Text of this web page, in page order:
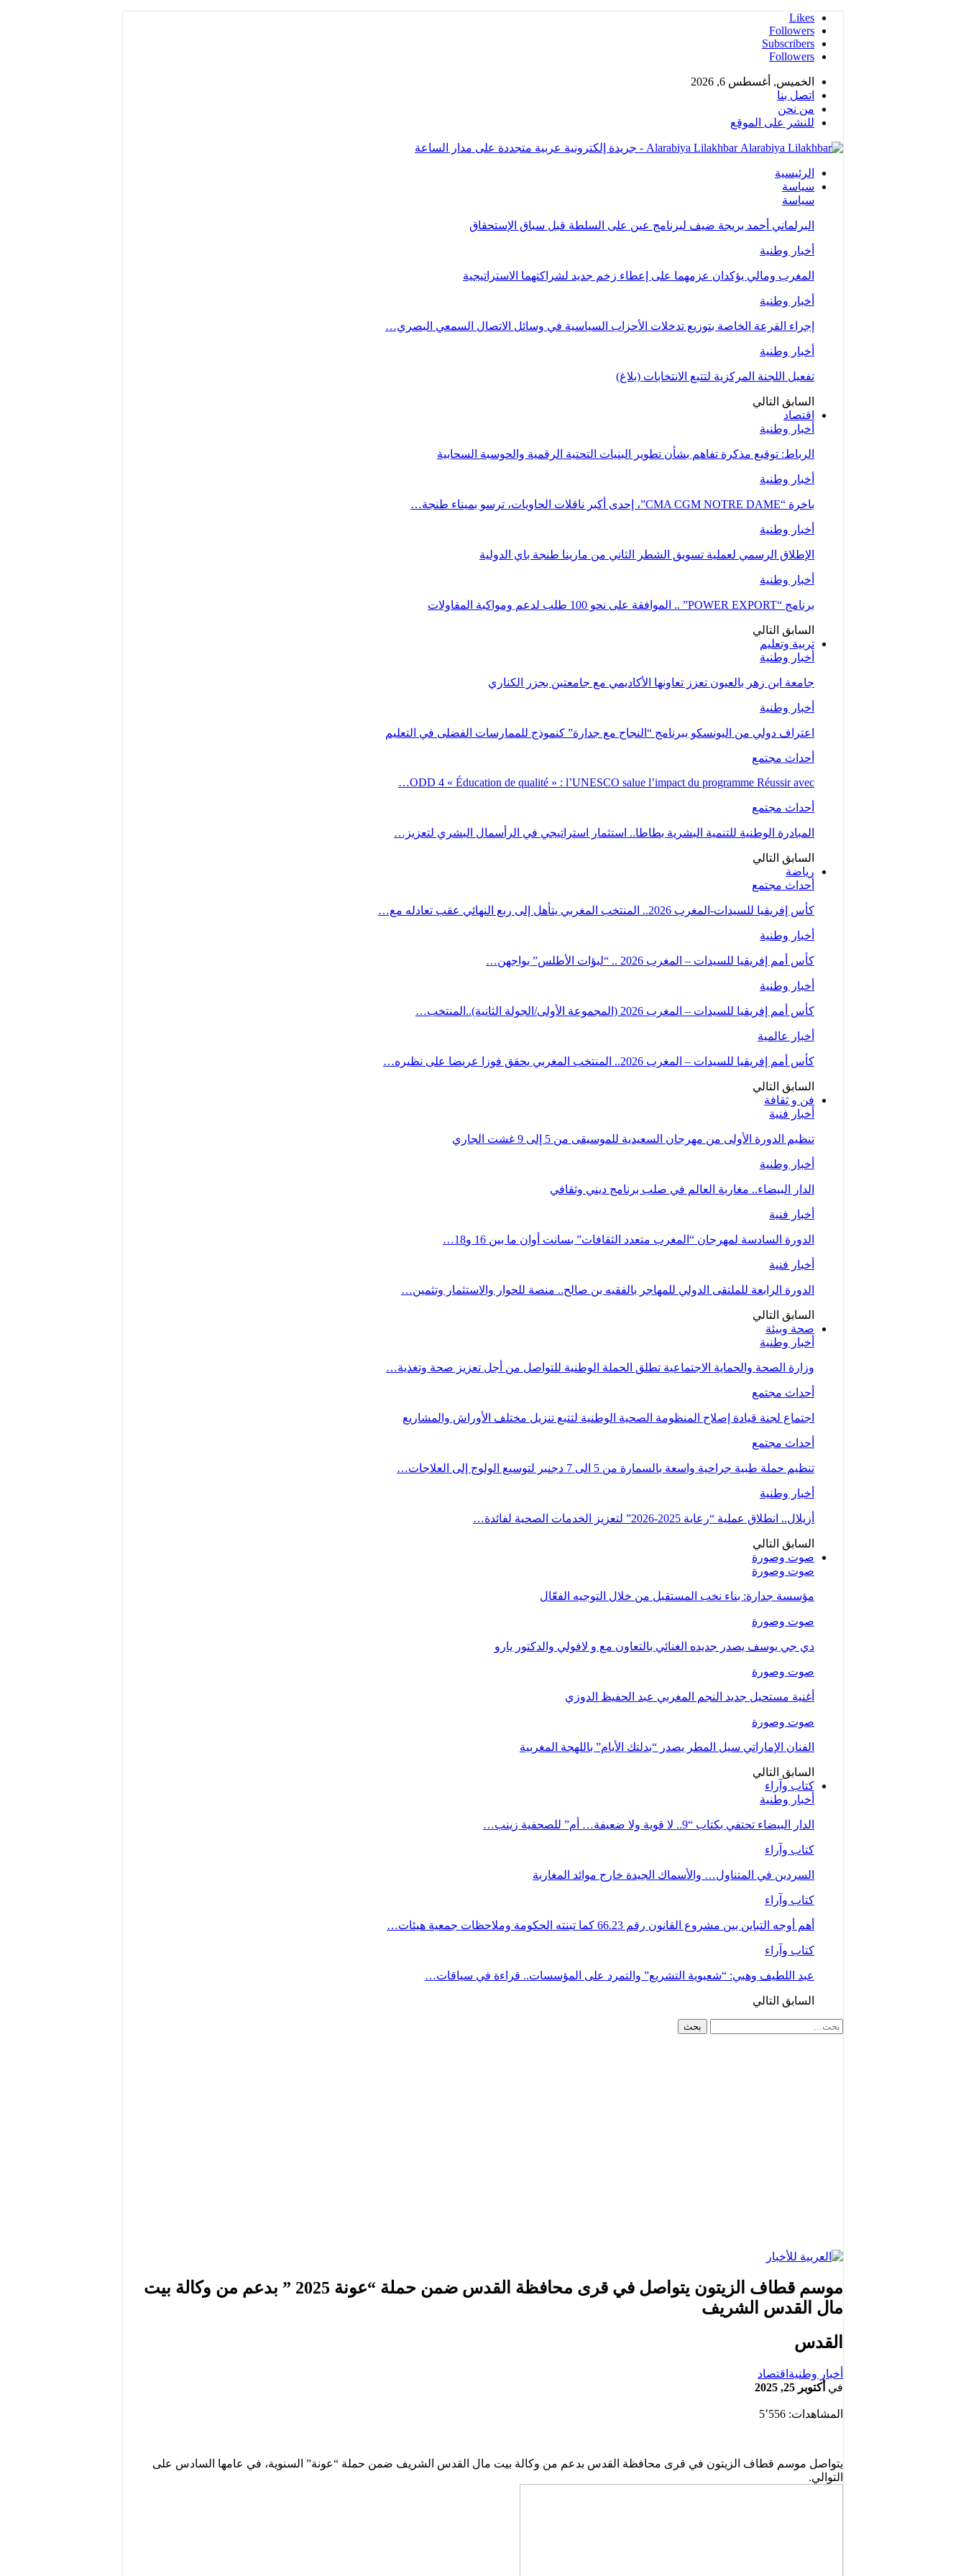
Likes
Followers
Subscribers
Followers
الخميس, أغسطس 6, 2026
اتصل بنا
من نحن
للنشر على الموقع
Alarabiya Lilakhbar - جريدة إلكترونية عربية متجددة على مدار الساعة
الرئيسية
سياسة
سياسة
البرلماني أحمد بريجة ضيف لبرنامج عين على السلطة قبل سباق الإستحقاق
أخبار وطنية
المغرب ومالي يؤكدان عزمهما على إعطاء زخم جديد لشراكتهما الاستراتيجية
أخبار وطنية
إجراء القرعة الخاصة بتوزيع تدخلات الأحزاب السياسية في وسائل الاتصال السمعي البصري…
أخبار وطنية
تفعيل اللجنة المركزية لتتبع الانتخابات (بلاغ)
السابق التالي
اقتصاد
أخبار وطنية
الرباط: توقيع مذكرة تفاهم بشأن تطوير البنيات التحتية الرقمية والحوسبة السحابية
أخبار وطنية
باخرة “CMA CGM NOTRE DAME”، إحدى أكبر ناقلات الحاويات، ترسو بميناء طنجة…
أخبار وطنية
الإطلاق الرسمي لعملية تسويق الشطر الثاني من مارينا طنجة باي الدولية
أخبار وطنية
برنامج “POWER EXPORT” .. الموافقة على نحو 100 طلب لدعم ومواكبة المقاولات
السابق التالي
تربية وتعليم
أخبار وطنية
جامعة ابن زهر بالعيون تعزز تعاونها الأكاديمي مع جامعتين بجزر الكناري
أخبار وطنية
اعتراف دولي من اليونسكو ببرنامج “النجاح مع جدارة” كنموذج للممارسات الفضلى في التعليم
أحداث مجتمع
ODD 4 « Éducation de qualité » : l’UNESCO salue l’impact du programme Réussir avec…
أحداث مجتمع
المبادرة الوطنية للتنمية البشرية بطاطا.. استثمار استراتيجي في الرأسمال البشري لتعزيز…
السابق التالي
رياضة
أحداث مجتمع
كأس إفريقيا للسيدات-المغرب 2026.. المنتخب المغربي يتأهل إلى ربع النهائي عقب تعادله مع…
أخبار وطنية
كأس أمم إفريقيا للسيدات – المغرب 2026 .. “لبؤات الأطلس” يواجهن…
أخبار وطنية
كأس أمم إفريقيا للسيدات – المغرب 2026 (المجموعة الأولى/الجولة الثانية)..المنتخب…
أخبار عالمية
كأس أمم إفريقيا للسيدات – المغرب 2026.. المنتخب المغربي يحقق فوزا عريضا على نظيره…
السابق التالي
فن و ثقافة
أخبار فنية
تنظيم الدورة الأولى من مهرجان السعيدية للموسيقى من 5 إلى 9 غشت الجاري
أخبار وطنية
الدار البيضاء.. مغاربة العالم في صلب برنامج ديني وثقافي
أخبار فنية
الدورة السادسة لمهرجان “المغرب متعدد الثقافات” بسانت أوان ما بين 16 و18…
أخبار فنية
الدورة الرابعة للملتقى الدولي للمهاجر بالفقيه بن صالح.. منصة للحوار والاستثمار وتثمين…
السابق التالي
صحة وبيئة
أخبار وطنية
وزارة الصحة والحماية الاجتماعية تطلق الحملة الوطنية للتواصل من أجل تعزيز صحة وتغذية…
أحداث مجتمع
اجتماع لجنة قيادة إصلاح المنظومة الصحية الوطنية لتتبع تنزيل مختلف الأوراش والمشاريع
أحداث مجتمع
تنظيم حملة طبية جراحية واسعة بالسمارة من 5 الى 7 دجنبر لتوسيع الولوج إلى العلاجات…
أخبار وطنية
أزيلال.. انطلاق عملية “رعاية 2025-2026” لتعزيز الخدمات الصحية لفائدة…
السابق التالي
صوت وصورة
صوت وصورة
مؤسسة جدارة: بناء نخب المستقبل من خلال التوجيه الفعّال
صوت وصورة
دي جي يوسف يصدر جديده الغنائي بالتعاون مع و لافولي والدكتور يارو
صوت وصورة
أغنية مستحيل جديد النجم المغربي عبد الحفيظ الدوزي
صوت وصورة
الفنان الإماراتي سيل المطر يصدر “بدلتك الأيام” باللهجة المغربية
السابق التالي
كتاب وآراء
أخبار وطنية
الدار البيضاء تحتفي بكتاب “9.. لا قوية ولا ضعيفة… أم” للصحفية زينب…
كتاب وآراء
السردين في المتناول… والأسماك الجيدة خارج موائد المغاربة
كتاب وآراء
أهم أوجه التباين بين مشروع القانون رقم 66.23 كما تبنته الحكومة وملاحظات جمعية هيئات…
كتاب وآراء
عبد اللطيف وهبي: “شعبوية التشريع” والتمرد على المؤسسات.. قراءة في سياقات…
السابق التالي
موسم قطاف الزيتون يتواصل في قرى محافظة القدس ضمن حملة “عونة 2025 ” بدعم من وكالة بيت
مال القدس الشريف
القدس
أخبار وطنية اقتصاد
في أكتوبر 25, 2025
المشاهدات: 5٬556
يتواصل موسم قطاف الزيتون في قرى محافظة القدس بدعم من وكالة بيت مال القدس الشريف ضمن حملة “عونة” السنوية، في عامها السادس على
التوالي.